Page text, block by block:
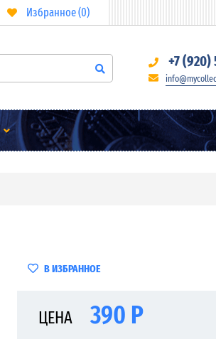
Избранное (0)
+7
В ИЗБРАННОЕ
ЦЕНА 390 Р